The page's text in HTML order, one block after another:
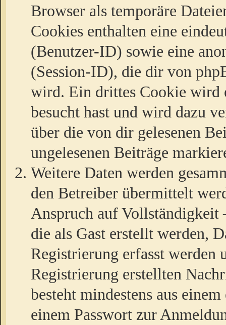
Browser als temporäre
Cookies enthalten eine
(Benutzer-ID) sowie eine
(Session-ID), die dir von
wird. Ein drittes Cookie wird
besucht hast und wird dazu
über die von dir gelesenen
ungelesenen Beiträge
Weitere Daten werden
den Betreiber übermittelt
Anspruch auf
die als Gast erstellt werden,
Registrierung erfasst werden
Registrierung erstellten
besteht mindestens aus
einem Passwort zur